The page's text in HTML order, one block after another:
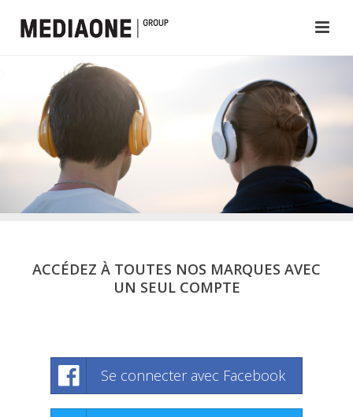
ACCÉDEZ À TOUTES NOS MARQUES AVEC
UN SEUL COMPTE
Se connecter avec Facebook